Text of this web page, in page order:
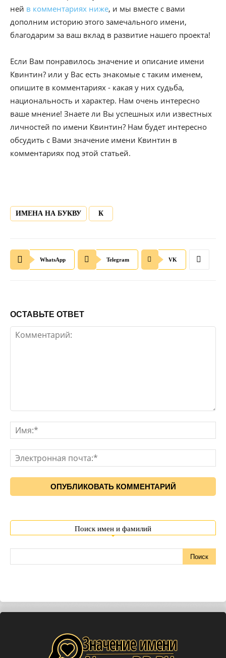
ней в комментариях ниже, и мы вместе с вами
дополним историю этого замечального имени,
благодарим за ваш вклад в развитие нашего проекта!
Если Вам понравилось значение и описание имени
Квинтин? или у Вас есть знакомые с таким именем,
опишите в комментариях - какая у них судьба,
национальность и характер. Нам очень интересно
ваше мнение! Знаете ли Вы успешных или известных
личностей по имени Квинтин? Нам будет интересно
обсудить с Вами значение имени Квинтин в
комментариях под этой статьей.
ИМЕНА НА БУКВУ К
WhatsApp Telegram VK
ОСТАВЬТЕ ОТВЕТ
Поиск имен и фамилий